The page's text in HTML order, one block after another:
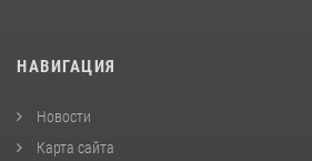
НАВИГАЦИЯ
Новости
Карта сайта